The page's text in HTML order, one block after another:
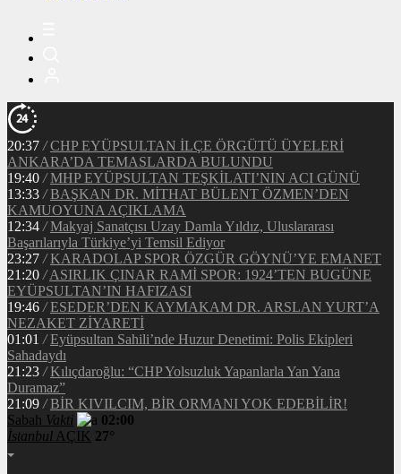
20:37 / CHP EYÜPSULTAN İLÇE ÖRGÜTÜ ÜYELERİ
ANKARA’DA TEMASLARDA BULUNDU
19:40 / MHP EYÜPSULTAN TEŞKİLATI’NIN ACI GÜNÜ
13:33 / BAŞKAN DR. MİTHAT BÜLENT ÖZMEN’DEN
KAMUOYUNA AÇIKLAMA
12:34 / Makyaj Sanatçısı Uzay Damla Yıldız, Uluslararası
Başarılarıyla Türkiye’yi Temsil Ediyor
23:27 / KARADOLAP SPOR ÖZGÜR GÖYNÜ’YE EMANET
21:20 / ASIRLIK ÇINAR RAMİ SPOR: 1924’TEN BUGÜNE
EYÜPSULTAN’IN HAFIZASI
19:46 / ESEDER’DEN KAYMAKAM DR. ARSLAN YURT’A
NEZAKET ZİYARETİ
01:01 / Eyüpsultan Sahili’nde Huzur Denetimi: Polis Ekipleri
Sahadaydı
21:23 / Kılıçdaroğlu: “CHP Yolsuzluk Yapanlarla Yan Yana
Duramaz”
21:09 / BİR KIVILCIM, BİR ORMANI YOK EDEBİLİR!
Sabah Vakti
02:00
İstanbul AÇIK 27°